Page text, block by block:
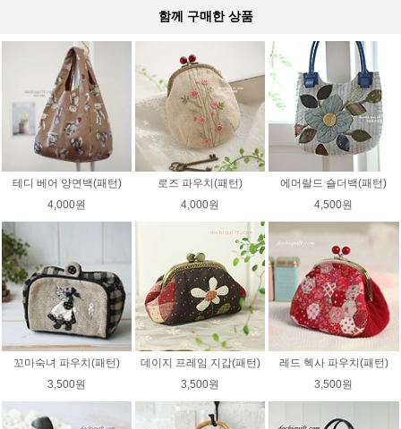
함께 구매한 상품
테디 베어 양면백(패턴)
4,000원
로즈 파우치(패턴)
4,000원
에머랄드 숄더백(패턴)
4,500원
꼬마숙녀 파우치(패턴)
3,500원
데이지 프레임 지갑(패턴)
3,500원
레드 헥사 파우치(패턴)
3,500원